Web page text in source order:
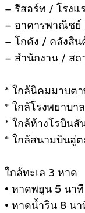
– รีสอร์ท / โรงแ
– อาคารพาณิชย์
– โกดัง / คลังสิ
– สำนักงาน / ส
* ใกล้นิคมมาบตา
* ใกล้โรงพยาบา
* ใกล้ห้างโรบินสั
* ใกล้สนามบินอู่ต
ใกล้ทะเล 3 หาด
• หาดพยูน 5 นาที
• หาดน้ำริน 8 นา